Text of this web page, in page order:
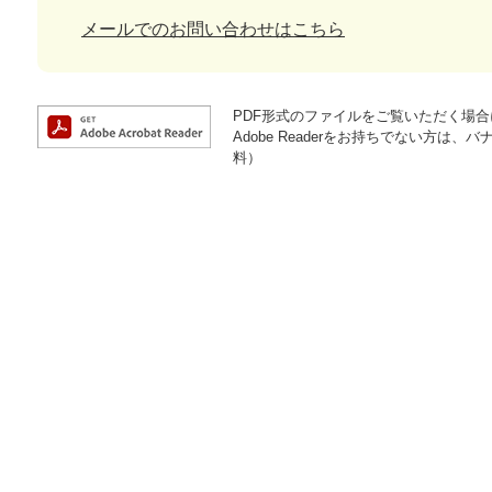
メールでのお問い合わせはこちら
PDF形式のファイルをご覧いただく場
Adobe Readerをお持ちでない方は、バ
料）